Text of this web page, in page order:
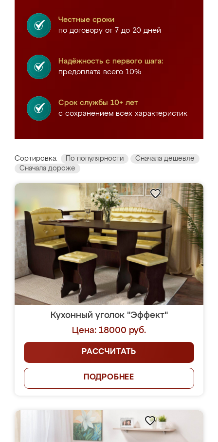
Честные сроки
по договору от 7 до 20 дней
Надёжность с первого шага:
предоплата всего 10%
Срок службы 10+ лет
с сохранением всех характеристик
Сортировка: По популярности
Сначала дешевле
Сначала дороже
Кухонный уголок "Эффект"
Цена: 18000 руб.
РАССЧИТАТЬ
ПОДРОБНЕЕ